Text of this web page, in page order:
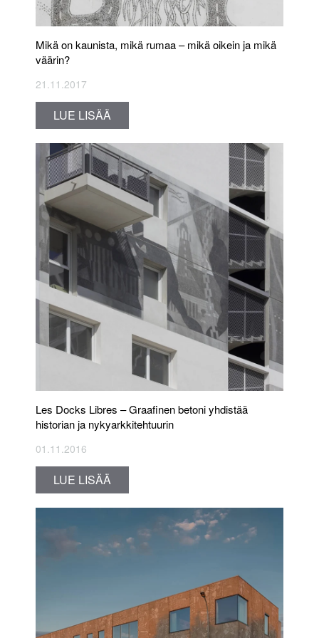
Mikä on kaunista, mikä rumaa – mikä oikein ja mikä
väärin?
21.11.2017
LUE LISÄÄ
Les Docks Libres – Graafinen betoni yhdistää
historian ja nykyarkkitehtuurin
01.11.2016
LUE LISÄÄ